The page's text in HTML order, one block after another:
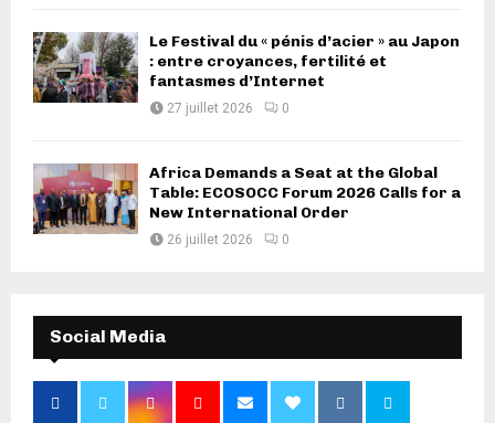
Le Festival du « pénis d’acier » au Japon
: entre croyances, fertilité et
fantasmes d’Internet
27 juillet 2026 0
Africa Demands a Seat at the Global
Table: ECOSOCC Forum 2026 Calls for a
New International Order
26 juillet 2026 0
Social Media